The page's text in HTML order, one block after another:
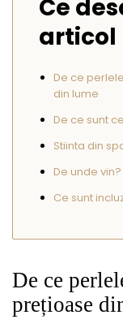
Seturi Perle cu
Brățări cu Perle
Brose cu Perle
Ce
articol
De ce
din lume
De ce sunt
Stiinta din
De unde vin?
Ce sunt
De ce
prețioase